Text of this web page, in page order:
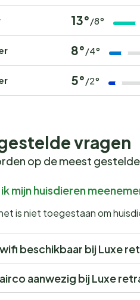
13° /8°
8° /4°
5° /2°
vragen
op de meest
mijn huisdieren
is niet toegestaan om
wifi beschikbaar bij Luxe
airco aanwezig bij Luxe